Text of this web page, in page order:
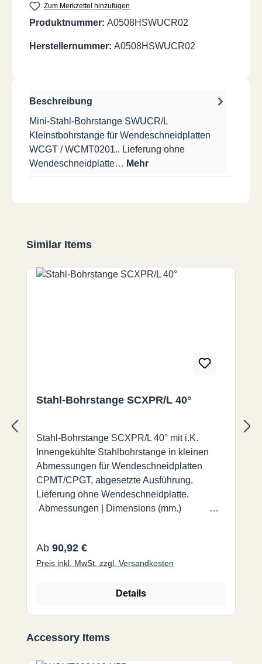
Zum Merkzettel hinzufügen
Produktnummer: A0508HSWUCR02
Herstellernummer: A0508HSWUCR02
Beschreibung
Mini-Stahl-Bohrstange SWUCR/L
Kleinstbohrstange für Wendeschneidplatten
WCGT / WCMT0201.. Lieferung ohne
Wendeschneidplatte… Mehr
Produktgalerie überspringen
Similar Items
Stahl-Bohrstange SCXPR/L 40°
Stahl-Bohrstange SCXPR/L 40° mit i.K.
Innengekühlte Stahlbohrstange in kleinen
Abmessungen für Wendeschneidplatten
CPMT/CPGT, abgesetzte Ausführung.
Lieferung ohne Wendeschneidplatte.
Abmessungen | Dimensions (mm.)
05T1 A 0810J SCXPR/L 05 10 8 110 26 6 11
A 1012K SCXPR/L 05 12 10 125 32 7 13 A
Regulärer Preis:
Ab 90,92 €
Preis inkl. MwSt. zzgl. Versandkosten
Details
Produktgalerie überspringen
Accessory Items